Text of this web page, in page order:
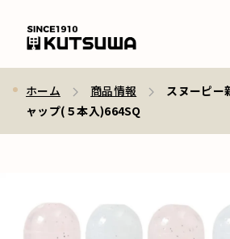
ホーム 商品情報
スヌーピー
ャップ(５本入)664SQ